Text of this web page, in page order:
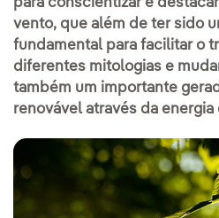
para conscientizar e
vento, que além de ter sido
fundamental para facilitar o
diferentes mitologias e
também um importante
renovável através da energia